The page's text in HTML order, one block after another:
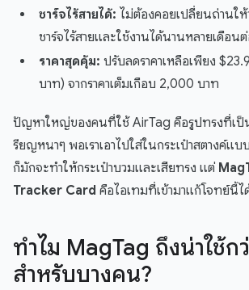
ชาร์จไร้สายได้: ไม่ต้องคอยเปลี่ยนถ่านให้
ชาร์จไร้สายและใช้งานได้นานหลายเดือน
ราคาสุดคุ้ม: ปรับลดราคาเหลือเพียง
บาท) จากราคาเต็มเกือบ 2,000 บาท
ปัญหาใหญ่ของคนที่ใช้ AirTag คือรูปทรงที่เป็
รียญหนาๆ พอเราเอาไปใส่ในกระเป๋าสตางค์แ
ก็มักจะทำให้กระเป๋าบวมและเสียทรง แต่
Tracker Card คือไอเทมที่เข้ามาแก้โจทย์นี้
ทำไม MagTag ถึงน่าใช้ก
สำหรับบางคน?